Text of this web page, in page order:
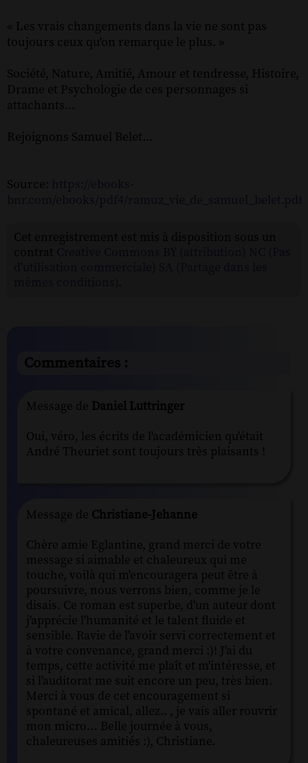
« Les vrais changements dans la vie ne sont pas
toujours ceux qu'on remarque le plus. »
Société, Nature, Amitié, Amour et tendresse, Histoire,
Drame et Psychologie de ces personnages si
attachants...
Rejoignons Samuel Belet...
Source:
Commentaires :
Message de Daniel Luttringer
Oui, véro, les écrits de l'académicien qu'était
André Theuriet sont toujours très plaisants !
Message de Christiane-Jehanne
Chère amie Eglantine, grand merci de votre
message si aimable et chaleureux qui me
touche, voilà qui m'encouragera peut être à
poursuivre, nous verrons bien, comme je le
disais. Ce roman est superbe, d'un auteur dont
j'apprécie l'humanité et le talent fluide et
sensible. Ravie de l'avoir servi correctement et
à votre convenance, grand merci :)! J'ai du
temps, cette activité me plaît et m'intéresse, et
si l'auditorat me suit encore un peu, très bien.
Merci à vous de cet encouragement si
spontané et amical, allez.. , je vais aller rouvrir
mon micro… Belle journée à vous,
chaleureuses amitiés :), Christiane.